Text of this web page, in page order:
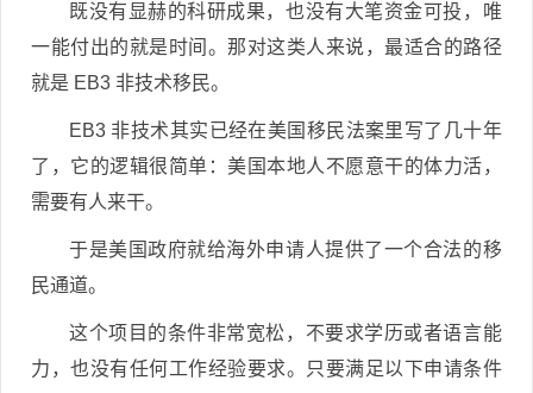
既没有显赫的科研成果，也没有大笔资金可投，唯
一能付出的就是时间。那对这类人来说，最适合的路径
就是 EB3 非技术移民。
EB3 非技术其实已经在美国移民法案里写了几十年
了，它的逻辑很简单：美国本地人不愿意干的体力活，
需要有人来干。
于是美国政府就给海外申请人提供了一个合法的移
民通道。
这个项目的条件非常宽松，不要求学历或者语言能
力，也没有任何工作经验要求。只要满足以下申请条件